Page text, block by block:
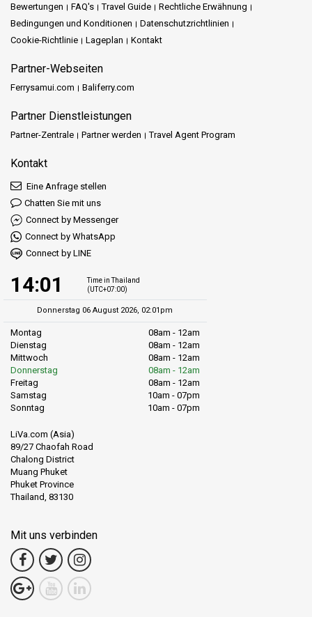
Bewertungen
FAQ's Travel Guide
Rechtliche Erwähnung
Bedingungen und Konditionen
Datenschutzrichtlinien
Cookie-Richtlinie
Lageplan Kontakt
Partner-Webseiten
Ferrysamui.com Baliferry.com
Partner Dienstleistungen
Partner-Zentrale Partner werden Travel Agent Program
Kontakt
Eine Anfrage stellen
Chatten Sie mit uns
Connect by Messenger
Connect by WhatsApp
Connect by LINE
14:01
Time in Thailand
(UTC+07:00)
Donnerstag 06 August 2026, 02:01pm
Montag
08am - 12am
Dienstag
08am - 12am
Mittwoch
08am - 12am
Donnerstag
08am - 12am
Freitag
08am - 12am
Samstag
10am - 07pm
Sonntag
10am - 07pm
LiVa.com (Asia)
89/27 Chaofah Road
Chalong District
Muang Phuket
Phuket Province
Thailand, 83130
Mit uns verbinden